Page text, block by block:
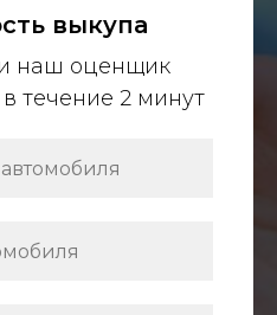
выкупа
и наш оценщик
течение 2 минут